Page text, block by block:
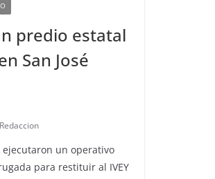
predio estatal
San José
Redaccion
ejecutaron un operativo
para restituir al IVEY